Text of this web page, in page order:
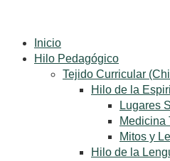
Inicio
Hilo Pedagógico
Tejido Curricular
Hilo de la
Lugares
Medicina
Mitos y
Hilo de la